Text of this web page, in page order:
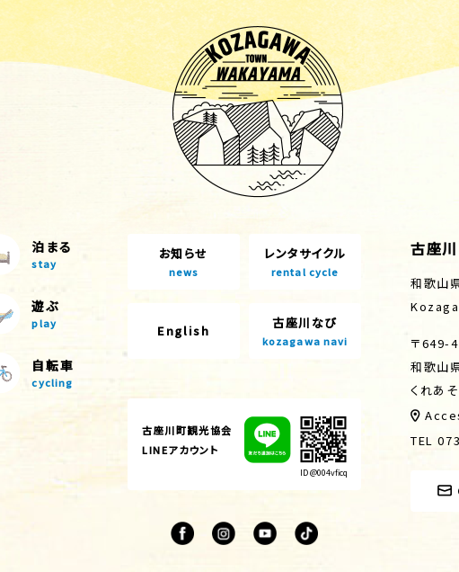
泊まる
stay
遊ぶ
play
自転車
cycling
お知らせ
news
レンタサイクル
rental cycle
English 古座川なび
kozagawa navi
古座川町観光協会
LINEアカウント
ID @004vficq
古座
和歌山
〒649-
和歌山
くれあ
TEL